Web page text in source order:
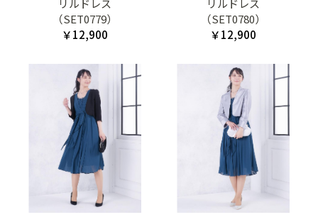
リルドレス
（SET0779）
￥12,900
リルドレス
（SET0780）
￥12,900